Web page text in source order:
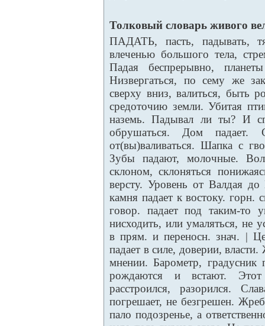
Толковый словарь живого
ПАДАТЬ, пасть, падывать,
влеченью большого тела,
Падая беспрерывно,
Низвергаться, по сему же
сверху вниз, валиться, быть
средоточию земли. Убитая
наземь. Падывал ли ты? И
обрушаться. Дом падает.
от(вы)валиваться. Шапка с
Зубы падают, молочные.
склоном, склоняться
версту. Уровень от Валдая до
камня падает к востоку. горн.
говор. падает под таким-то
нисходить, или умаляться, не
в прям. и переносн. знач. |
падает в силе, доверии,
мнении. Барометр, градусник
рождаются и встают.
расстроился, разорился.
погрешает, не безгрешен.
пало подозренье, а